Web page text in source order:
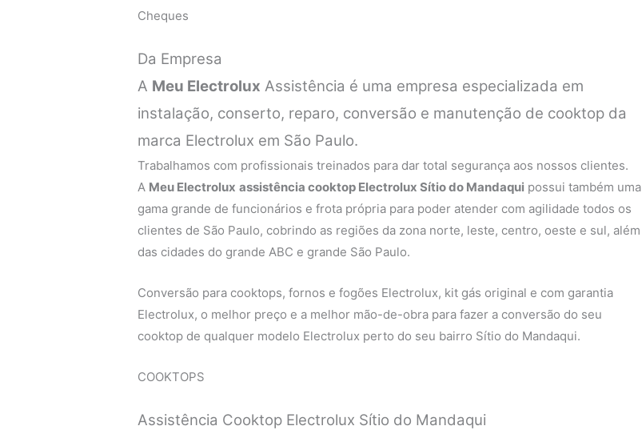
Cheques
Da Empresa
A Meu Electrolux Assistência é uma empresa especializada em
instalação, conserto, reparo, conversão e manutenção de cooktop da
marca Electrolux em São Paulo.
Trabalhamos com profissionais treinados para dar total segurança aos nossos clientes.
A Meu Electrolux assistência cooktop Electrolux Sítio do Mandaqui possui também uma
gama grande de funcionários e frota própria para poder atender com agilidade todos os
clientes de São Paulo, cobrindo as regiões da zona norte, leste, centro, oeste e sul, além
das cidades do grande ABC e grande São Paulo.
Conversão para cooktops, fornos e fogões Electrolux, kit gás original e com garantia
Electrolux, o melhor preço e a melhor mão-de-obra para fazer a conversão do seu
cooktop de qualquer modelo Electrolux perto do seu bairro Sítio do Mandaqui.
COOKTOPS
Assistência Cooktop Electrolux Sítio do Mandaqui